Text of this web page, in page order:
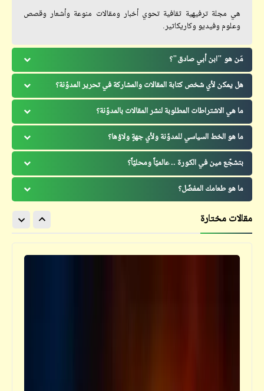
هي مجلة ترفيهية ثقافية تحوي أخبار ومقالات منوعة وأشعار وقصص
وعلوم وفيديو وكاريكاتير.
مَن هو "ابن أبي صادق"؟
هل يمكن لأي شخص كتابة المقالات والمشاركة في تحرير المدوّنة؟
ما هي الاشتراطات المطلوبة لنشر المقالات بالمدوّنة؟
ما هو الخط السياسي للمدوّنة ولأي جهةٍ ولاؤها؟
بتشجّع مين في الكورة .. عالميّاً ومحليّاً؟
ما هو طعامك المفضّل؟
مقالات مختارة